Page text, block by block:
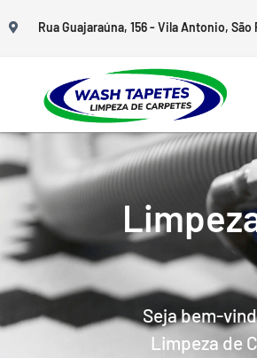
Rua Guajaraúna, 156 - Vila Antonio, São
Seja bem-
Limpeza de